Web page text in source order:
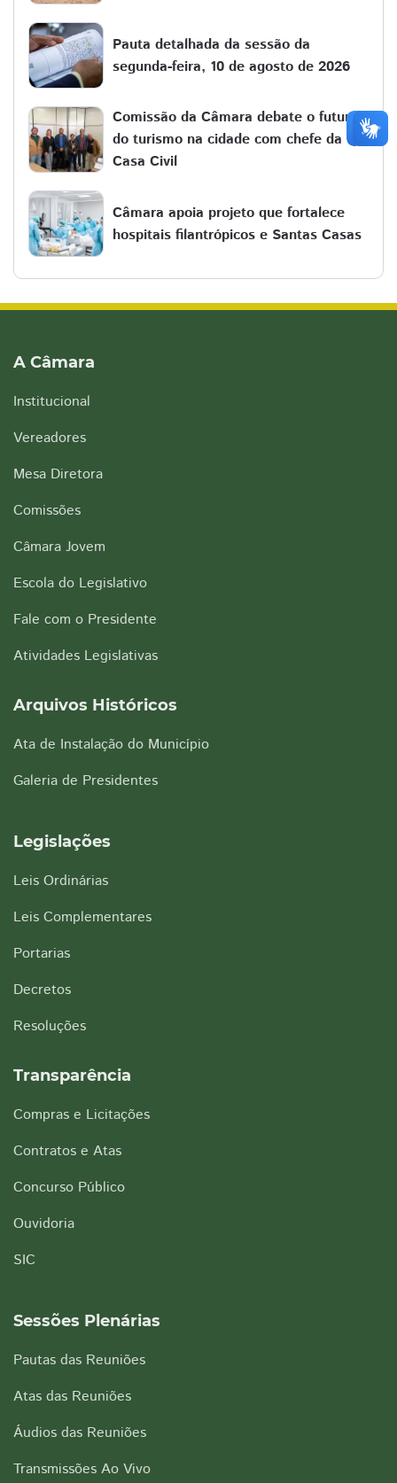
Pauta detalhada da sessão da
segunda-feira, 10 de agosto de 2026
Comissão da Câmara debate o futuro
do turismo na cidade com chefe da
Casa Civil
Câmara apoia projeto que fortalece
hospitais filantrópicos e Santas Casas
A Câmara
Institucional
Vereadores
Mesa Diretora
Comissões
Câmara Jovem
Escola do Legislativo
Fale com o Presidente
Atividades Legislativas
Arquivos Históricos
Ata de Instalação do Município
Galeria de Presidentes
Legislações
Leis Ordinárias
Leis Complementares
Portarias
Decretos
Resoluções
Transparência
Compras e Licitações
Contratos e Atas
Concurso Público
Ouvidoria
SIC
Sessões Plenárias
Pautas das Reuniões
Atas das Reuniões
Áudios das Reuniões
Transmissões Ao Vivo